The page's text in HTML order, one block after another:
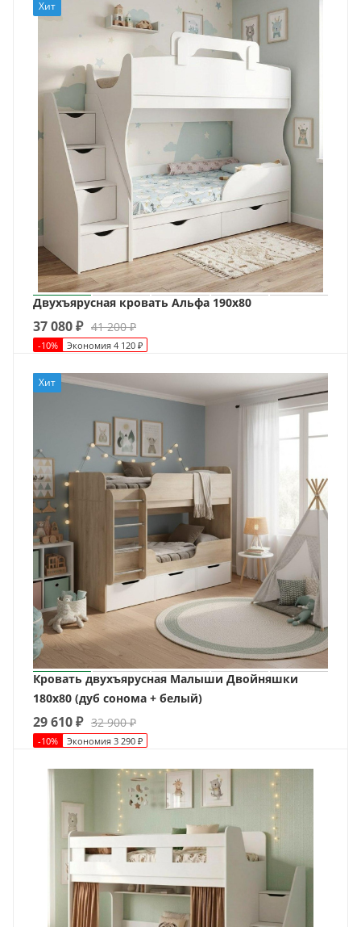
Хит
Двухъярусная кровать Альфа 190х80
37 080₽ 41 200₽
-10% Экономия 4 120 ₽
Хит
Кровать двухъярусная Малыши Двойняшки
180х80 (дуб сонома + белый)
29 610₽ 32 900₽
-10% Экономия 3 290 ₽